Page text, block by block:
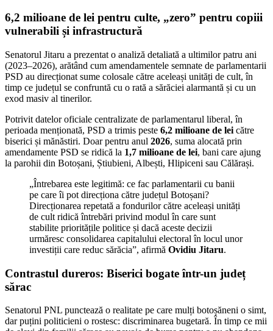
6,2 milioane de lei pentru culte, „zero” pentru copiii
vulnerabili și infrastructură
Senatorul Jitaru a prezentat o analiză detaliată a ultimilor patru ani
(2023–2026), arătând cum amendamentele semnate de parlamentarii
PSD au direcționat sume colosale către aceleași unități de cult, în
timp ce județul se confruntă cu o rată a sărăciei alarmantă și cu un
exod masiv al tinerilor.
Potrivit datelor oficiale centralizate de parlamentarul liberal, în
perioada menționată, PSD a trimis peste 6,2 milioane de lei către
biserici și mănăstiri. Doar pentru anul 2026, suma alocată prin
amendamente PSD se ridică la 1,7 milioane de lei, bani care ajung
la parohii din Botoșani, Știubieni, Albești, Hlipiceni sau Călărași.
„Întrebarea este legitimă: ce fac parlamentarii cu banii
pe care îi pot direcționa către județul Botoșani?
Direcționarea repetată a fondurilor către aceleași unități
de cult ridică întrebări privind modul în care sunt
stabilite prioritățile politice și dacă aceste decizii
urmăresc consolidarea capitalului electoral în locul unor
investiții care reduc sărăcia”, afirmă Ovidiu Jitaru.
Contrastul dureros: Biserici bogate într-un județ
sărac
Senatorul PNL punctează o realitate pe care mulți botoșăneni o simt,
dar puțini politicieni o rostesc: discriminarea bugetară. În timp ce mii